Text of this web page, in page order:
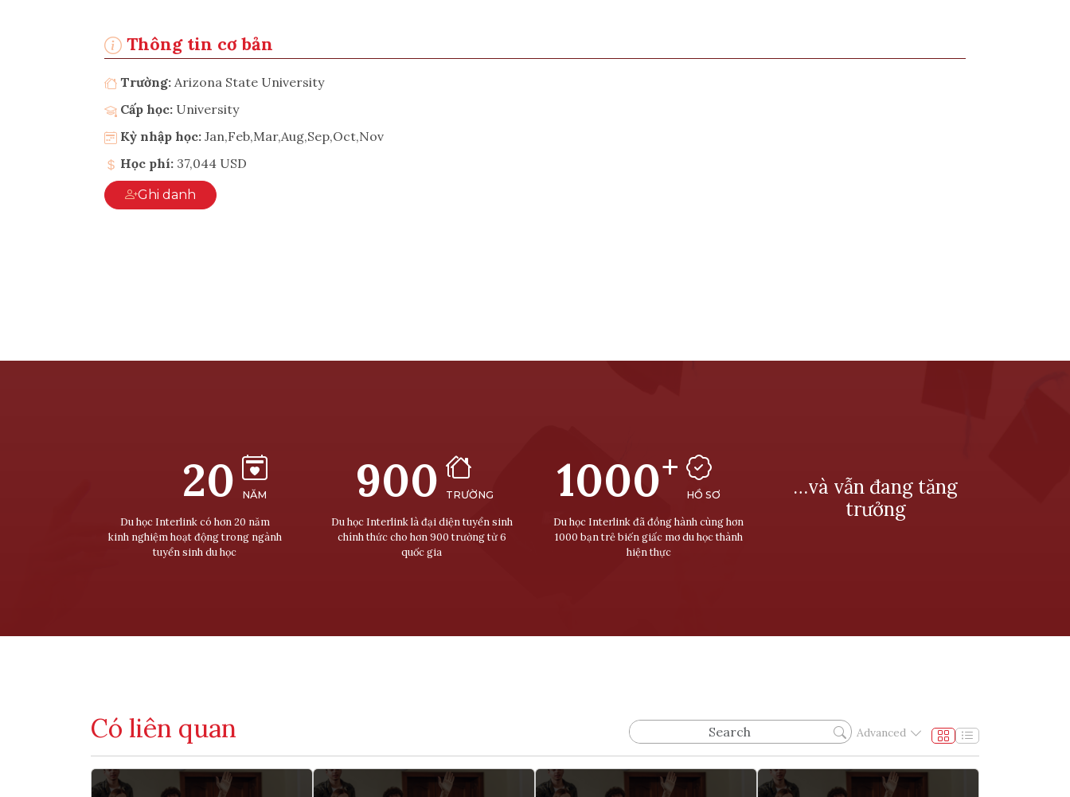
Thông tin cơ bản
Trường: Arizona State University
Cấp học: University
Kỳ nhập học: Jan,Feb,Mar,Aug,Sep,Oct,Nov
Học phí: 37,044 USD
Ghi danh
20 NĂM
Du học Interlink có hơn 20 năm
kinh nghiệm hoạt động trong ngành
tuyển sinh du học
900 TRƯỜNG
Du học Interlink là đại diện tuyển sinh
chính thức cho hơn 900 trường từ 6
quốc gia
1000+
HỒ SƠ
Du học Interlink đã đồng hành cùng hơn
1000 bạn trẻ biến giấc mơ du học thành
hiện thực
…và vẫn đang tăng
trưởng
Có liên quan Advanced